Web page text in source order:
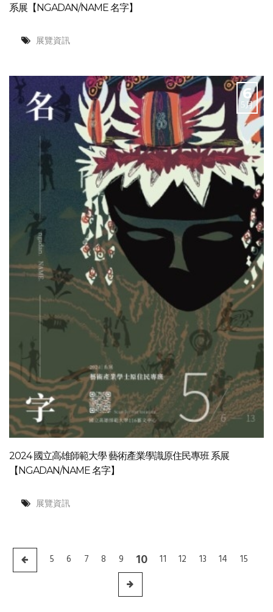
系展【NGADAN/NAME 名字】
展覽資訊
6
5月
2024 國立高雄師範大學 藝術產業學識原住民專班 系展
【NGADAN/NAME 名字】
展覽資訊
5 6 7 8 9 10 11 12 13 14 15